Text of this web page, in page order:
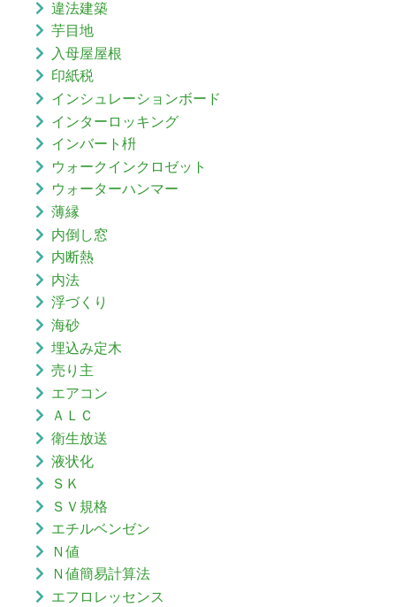
違法建築
芋目地
入母屋屋根
印紙税
インシュレーションボード
インターロッキング
インバート枡
ウォークインクロゼット
ウォーターハンマー
薄縁
内倒し窓
内断熱
内法
浮づくり
海砂
埋込み定木
売り主
エアコン
ＡＬＣ
衛生放送
液状化
ＳＫ
ＳＶ規格
エチルベンゼン
Ｎ値
Ｎ値簡易計算法
エフロレッセンス